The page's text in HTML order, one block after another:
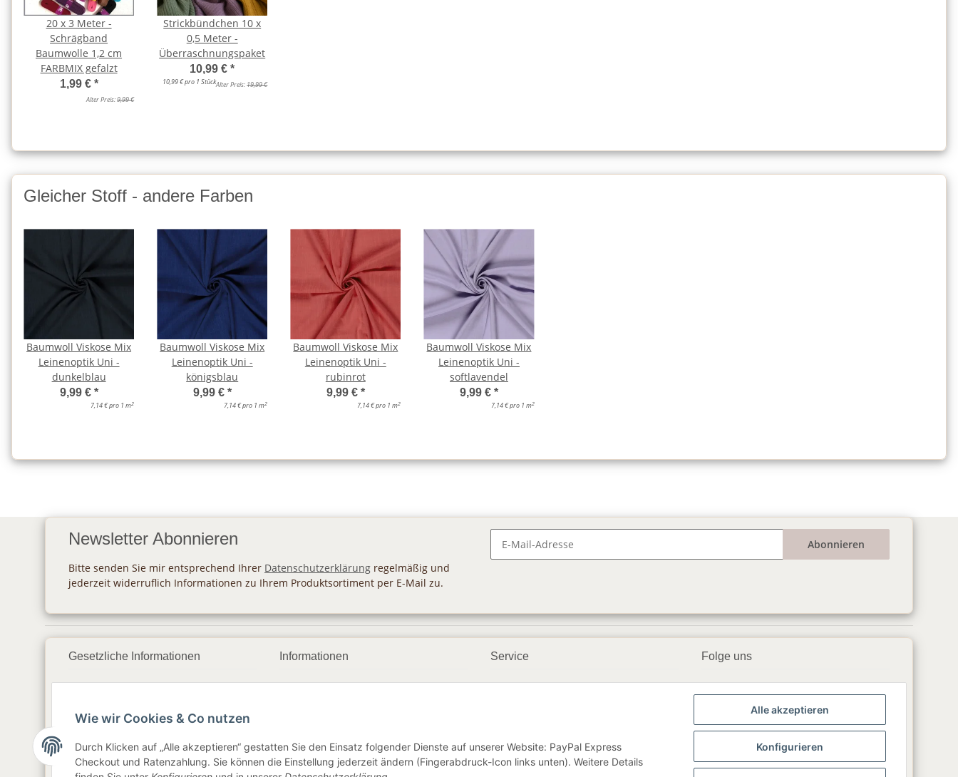
20 x 3 Meter -
Schrägband
Baumwolle 1,2 cm
FARBMIX gefalzt
1,99 € *
Alter Preis:9,99 €
Strickbündchen 10 x
0,5 Meter -
Überraschnungspaket
10,99 €*
10,99 € pro 1 StückAlter Preis:19,99 €
Gleicher Stoff - andere Farben
Baumwoll Viskose Mix
Leinenoptik Uni -
dunkelblau
9,99 € *
7,14 € pro 1 m2
Baumwoll Viskose Mix
Leinenoptik Uni -
königsblau
9,99 € *
7,14 € pro 1 m2
Baumwoll Viskose Mix
Leinenoptik Uni -
rubinrot
9,99 € *
7,14 € pro 1 m2
Baumwoll Viskose Mix
Leinenoptik Uni -
softlavendel
9,99 € *
7,14 € pro 1 m2
Newsletter Abonnieren
Bitte senden Sie mir entsprechend Ihrer Datenschutzerklärung regelmäßig und
jederzeit widerruflich Informationen zu Ihrem Produktsortiment per E-Mail zu.
Abonnieren
Gesetzliche Informationen
AGB
Sitemap
Impressum
Informationen
Newsletter
Service Folge uns
▶️ YouTube
📸 Instagram
Wie wir Cookies & Co nutzen
Durch Klicken auf „Alle akzeptieren“ gestatten Sie den Einsatz folgender Dienste auf unserer Website: PayPal Express
Checkout und Ratenzahlung. Sie können die Einstellung jederzeit ändern (Fingerabdruck-Icon links unten). Weitere Details
Alle akzeptieren
Konfigurieren